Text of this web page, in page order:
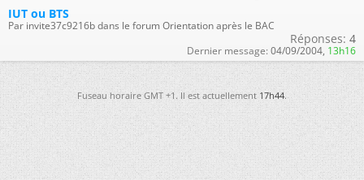
IUT ou BTS
Par invite37c9216b dans le forum Orientation après le BAC
Réponses: 4
Dernier message: 04/09/2004, 13h16
Fuseau horaire GMT +1. Il est actuellement17h44.